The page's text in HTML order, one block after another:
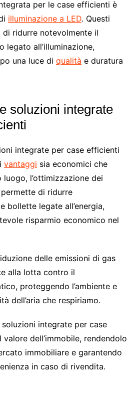
per le case efficienti è
illuminazione a LED. Questi
ridurre notevolmente il
legato all’illuminazione,
una luce di qualità e duratura
soluzioni integrate
integrate per case efficienti
vantaggi sia economici che
l’ottimizzazione dei
di ridurre
bollette legate all’energia,
risparmio economico nel
delle emissioni di gas
alla lotta contro il
proteggendo l’ambiente e
dell’aria che respiriamo.
soluzioni integrate per case
dell’immobile, rendendolo
immobiliare e garantendo
in caso di rivendita.